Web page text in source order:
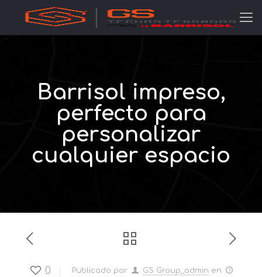
Barrisol impreso,
perfecto para
personalizar
cualquier espacio
0 Publicado por GS Group_admin en